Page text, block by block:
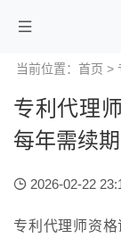
当前位置： 首页 >
专利代理
每年需续期
2026-02-22
专利代理师资